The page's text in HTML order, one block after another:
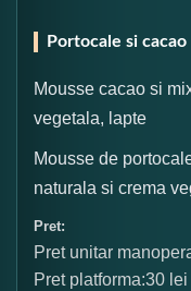
Portocale si cacao
Mousse cacao si
vegetala, lapte
Mousse de
naturala si crema
Pret:
Pret unitar
Pret platforma:30 lei